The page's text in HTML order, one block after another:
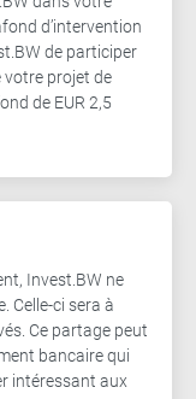
d’intervention
de participer
votre projet de
de EUR 2,5
Invest.BW ne
Celle-ci sera à
Ce partage peut
bancaire qui
intéressant aux